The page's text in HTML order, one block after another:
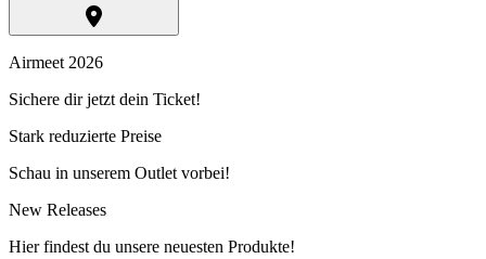
Airmeet 2026
Sichere dir jetzt dein Ticket!
Stark reduzierte Preise
Schau in unserem Outlet vorbei!
New Releases
Hier findest du unsere neuesten Produkte!